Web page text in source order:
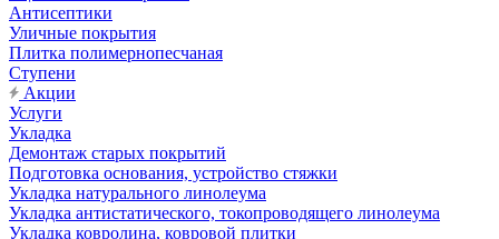
Антисептики
Уличные покрытия
Плитка полимернопесчаная
Ступени
Акции
Услуги
Укладка
Демонтаж старых покрытий
Подготовка основания, устройство стяжки
Укладка натурального линолеума
Укладка антистатического, токопроводящего линолеума
Укладка ковролина, ковровой плитки